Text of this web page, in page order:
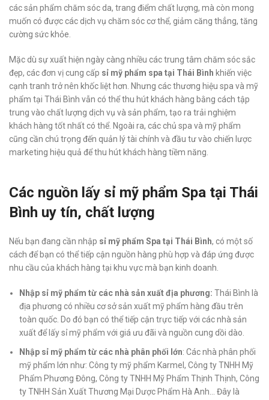
các sản phẩm chăm sóc da, trang điểm chất lượng, mà còn mong
muốn có được các dịch vụ chăm sóc cơ thể, giảm căng thẳng, tăng
cường sức khỏe.
Mặc dù sự xuất hiện ngày càng nhiều các trung tâm chăm sóc sắc
đẹp, các đơn vị cung cấp sỉ mỹ phẩm spa tại Thái Bình khiến việc
cạnh tranh trở nên khốc liệt hơn. Nhưng các thương hiệu spa và mỹ
phẩm tại Thái Bình vẫn có thể thu hút khách hàng bằng cách tập
trung vào chất lượng dịch vụ và sản phẩm, tạo ra trải nghiệm
khách hàng tốt nhất có thể. Ngoài ra, các chủ spa và mỹ phẩm
cũng cần chú trọng đến quản lý tài chính và đầu tư vào chiến lược
marketing hiệu quả để thu hút khách hàng tiềm năng.
Các nguồn lấy sỉ mỹ phẩm Spa tại Thái
Bình uy tín, chất lượng
Nếu bạn đang cần nhập sỉ mỹ phẩm Spa tại Thái Bình, có một số
cách để bạn có thể tiếp cận nguồn hàng phù hợp và đáp ứng được
nhu cầu của khách hàng tại khu vực mà bạn kinh doanh.
Nhập sỉ mỹ phẩm từ các nhà sản xuất địa phương: Thái Bình là
địa phương có nhiều cơ sở sản xuất mỹ phẩm hàng đầu trên
toàn quốc. Do đó bạn có thể tiếp cận trực tiếp với các nhà sản
xuất để lấy sỉ mỹ phẩm với giá ưu đãi và nguồn cung dồi dào.
Nhập sỉ mỹ phẩm từ các nhà phân phối lớn: Các nhà phân phối
mỹ phẩm lớn như: Công ty mỹ phẩm Karmel, Công ty TNHH Mỹ
Phẩm Phương Đông, Công ty TNHH Mỹ Phẩm Thịnh Thịnh, Công
ty TNHH Sản Xuất Thương Mại Dược Phẩm Hà Anh… Đây là